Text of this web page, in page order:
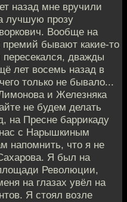
назад мне вручили
лучшую прозу
Вообще на
бывают какие-то
дважды
лет восемь назад в
только не бывало...
и Железняка
не будем делать
на Пресне баррикаду
нас с Нарышкиным
напомнить, что я не
Я был на
Революции,
на глазах увёл на
Я стоял возле